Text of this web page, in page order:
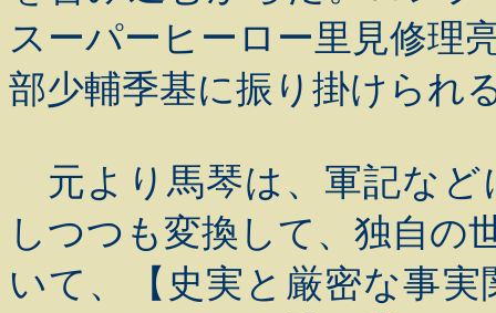
スーパーヒーロー里見修理
部少輔季基に振り掛けられ
元より馬琴は、軍記など
しつつも変換して、独自の
いて、【史実と厳密な事